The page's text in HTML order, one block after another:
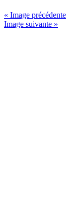
« Image précédente
Image suivante »